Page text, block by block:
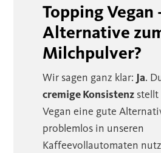
Topping Vegan
Alternative
Milchpulver?
Wir sagen ganz klar: Ja.
cremige Konsistenz stellt
Vegan eine gute
problemlos in unseren
Kaffeevollautomaten